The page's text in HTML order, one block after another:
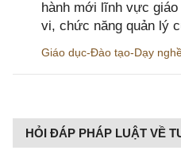
hành mới lĩnh vực
vi, chức năng quản lý
Giáo dục-Đào tạo-Dạy
HỎI ĐÁP PHÁP LUẬT VỀ